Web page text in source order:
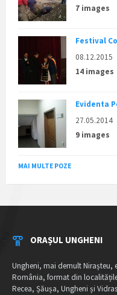
7 images
Festival
08.12.2015
14 images
Evidenta
27.05.2014
9 images
MAI MULTE POZE
ORAȘUL UNGHENI
Ungheni, mai demult Nirașteu,
România, format din
Recea, Șăușa, Ungheni și